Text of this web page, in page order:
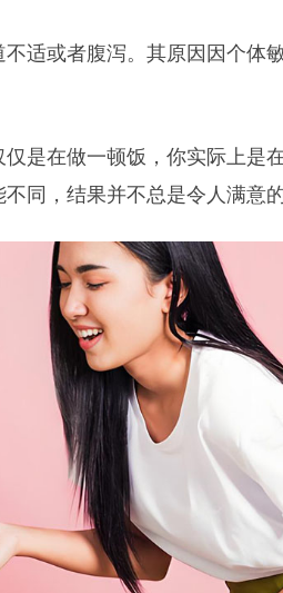
适或者腹泻。其原因因个体
是在做一顿饭，你实际上是
同，结果并不总是令人满意的